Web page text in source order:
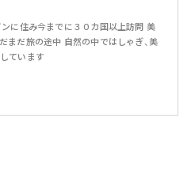
に住み今までに３０カ国以上訪問 美
まだ旅の途中 自然の中ではしゃぎ、美
ています